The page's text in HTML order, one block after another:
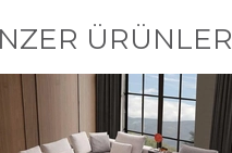
ÜRÜNLER